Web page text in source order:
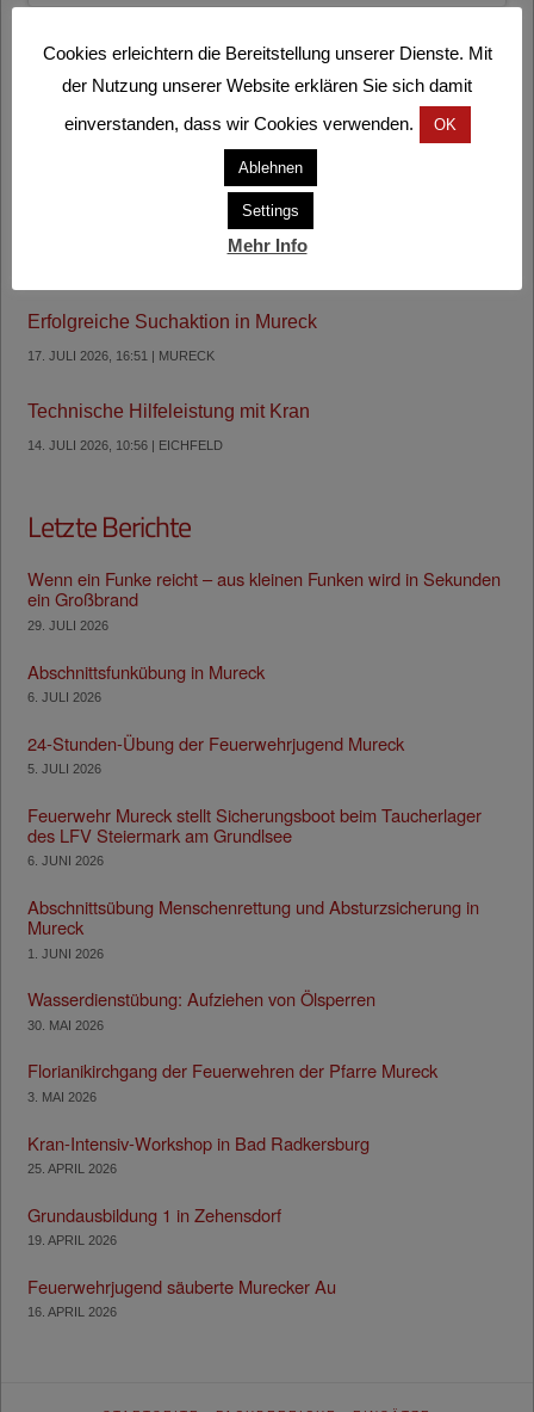
Letzte Einsätze
1. AUGUST 2026, 8:29 | GOSDORF
Technische Hilfeleistung mit Kran
Erfolgreiche Suchaktion in Mureck
17. JULI 2026, 16:51 | MURECK
Technische Hilfeleistung mit Kran
14. JULI 2026, 10:56 | EICHFELD
Letzte Berichte
Wenn ein Funke reicht – aus kleinen Funken wird in Sekunden
ein Großbrand
29. JULI 2026
Abschnittsfunkübung in Mureck
6. JULI 2026
24-Stunden-Übung der Feuerwehrjugend Mureck
5. JULI 2026
Feuerwehr Mureck stellt Sicherungsboot beim Taucherlager
des LFV Steiermark am Grundlsee
6. JUNI 2026
Abschnittsübung Menschenrettung und Absturzsicherung in
Mureck
1. JUNI 2026
Wasserdienstübung: Aufziehen von Ölsperren
30. MAI 2026
Florianikirchgang der Feuerwehren der Pfarre Mureck
3. MAI 2026
Kran-Intensiv-Workshop in Bad Radkersburg
25. APRIL 2026
Grundausbildung 1 in Zehensdorf
19. APRIL 2026
Feuerwehrjugend säuberte Murecker Au
16. APRIL 2026
Cookies erleichtern die Bereitstellung unserer Dienste. Mit
der Nutzung unserer Website erklären Sie sich damit
einverstanden, dass wir Cookies verwenden.
OK
Ablehnen
Settings
Mehr Info